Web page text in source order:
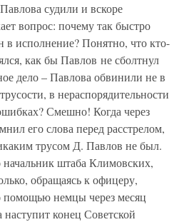
судили и вскоре
вопрос: почему так быстро
в исполнение? Понятно, что кто-
как бы Павлов не сболтнул
дело – Павлова обвинили не в
в нераспорядительности
Смешно! Когда через
его слова перед расстрелом,
трусом Д. Павлов не был.
штаба Климовских,
обращаясь к офицеру,
помощью немцы через месяц
конец Советской